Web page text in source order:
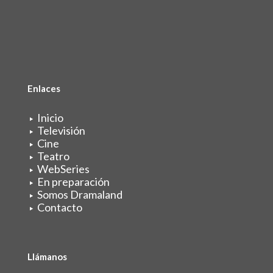
Enlaces
Inicio
Televisión
Cine
Teatro
WebSeries
En preparación
Somos Dramaland
Contacto
Llámanos